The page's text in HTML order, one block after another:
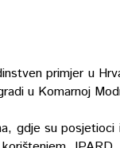
primjer u
u Komarnoj
gdje su